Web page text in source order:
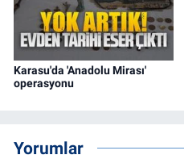
Karasu'da 'Anadolu Mirası'
operasyonu
Yorumlar